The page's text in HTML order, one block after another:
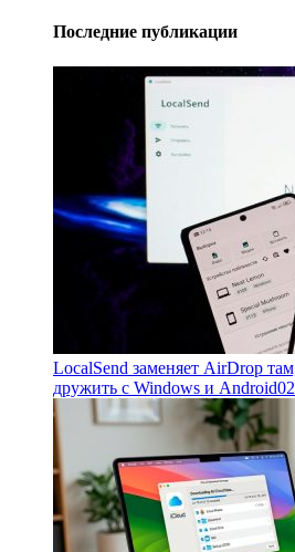
Последние публикации
LocalSend заменяет AirDrop
дружить с Windows и Android